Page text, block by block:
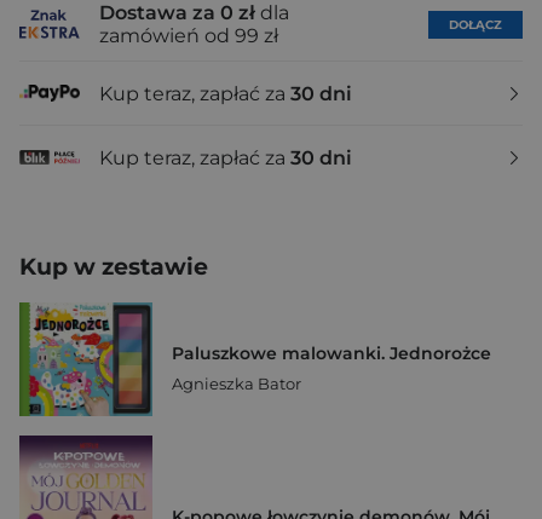
Dostawa za 0 zł dla
zamówień od 99 zł
DOŁĄCZ
Kup teraz, zapłać za 30 dni
Kup teraz, zapłać za 30 dni
Kup w zestawie
Paluszkowe malowanki. Jednorożce
Agnieszka Bator